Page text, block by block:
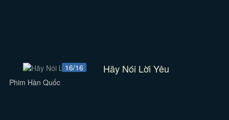
16/16 Hãy Nói Lời Yêu
Phim Hàn Quốc